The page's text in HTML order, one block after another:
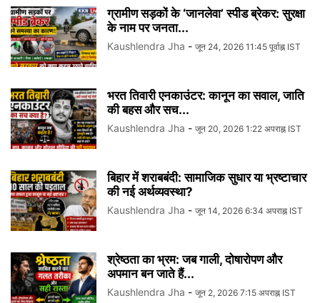
ग्रामीण सड़कों के ‘जानलेवा’ स्पीड ब्रेकर: सुरक्षा
के नाम पर जनता...
Kaushlendra Jha - जून 24, 2026 11:45 पूर्वाह्न IST
भरत तिवारी एनकाउंटर: कानून का सवाल, जाति
की बहस और सच...
Kaushlendra Jha - जून 20, 2026 1:22 अपराह्न IST
बिहार में शराबबंदी: सामाजिक सुधार या भ्रष्टाचार
की नई अर्थव्यवस्था?
Kaushlendra Jha - जून 14, 2026 6:34 अपराह्न IST
श्रेष्ठता का भ्रम: जब गाली, दोषारोपण और
अपमान बन जाते हैं...
Kaushlendra Jha - जून 2, 2026 7:15 अपराह्न IST